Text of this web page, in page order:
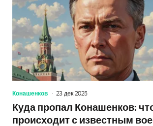
Конашенков 23 дек 2025
Куда пропал Конашенков:
происходит с известным